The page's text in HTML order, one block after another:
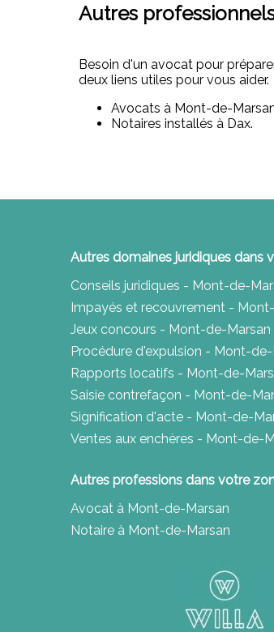
Autres
Besoin d'un avocat pour
deux liens utiles pour vous aider.
Avocats à Mont-de-
Notaires installés à Dax.
Autres domaines juridiques dans
Conseils juridiques - Mont-de-
Impayés et recouvrement -
Jeux concours - Mont-de-Marsan
Procédure d'expulsion - Mont-de-
Rapports locatifs - Mont-de-
Saisie contrefaçon - Mont-de-
Signification d'acte - Mont-de-
Ventes aux enchères - Mont-de-
Autres professions dans votre
Avocat à Mont-de-Marsan
Notaire à Mont-de-Marsan